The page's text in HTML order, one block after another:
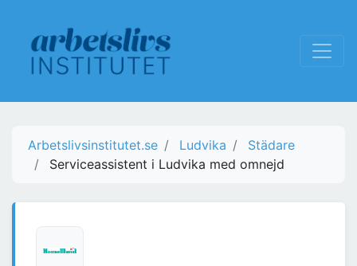
Arbetslivsinstitutet.se Ludvika
Städare
Serviceassistent i Ludvika med omnejd